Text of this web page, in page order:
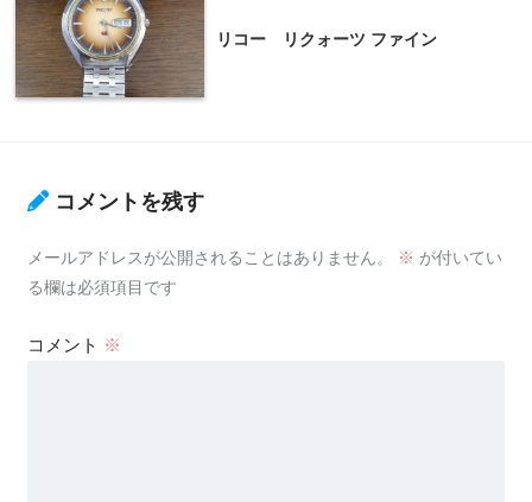
リコー リクォーツ ファイン
コメントを残す
メールアドレスが公開されることはありません。 ※ が付いてい
る欄は必須項目です
コメント ※